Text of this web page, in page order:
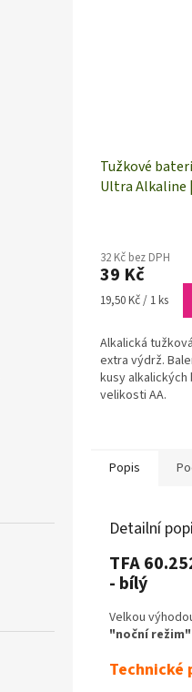
Tužkové
Ultra Alkaline
32 Kč bez DPH
39 Kč
Měrná
19,50 Kč / 1 ks
Alkalická
extra výdrž.
kusy
velikosti AA.
Popis
Detailní
TFA
- bílý
Velkou
"noční režim"
Technické